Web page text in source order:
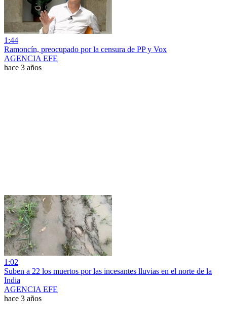
1:44
Ramoncín, preocupado por la censura de PP y Vox
AGENCIA EFE
hace 3 años
1:02
Suben a 22 los muertos por las incesantes lluvias en el norte de la
India
AGENCIA EFE
hace 3 años